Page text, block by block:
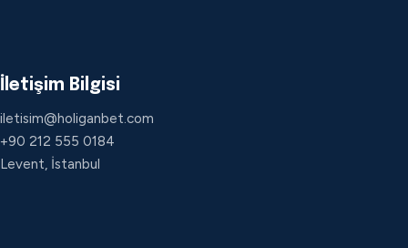
İletişim Bilgisi
iletisim@holiganbet.com
+90 212 555 0184
Levent, İstanbul